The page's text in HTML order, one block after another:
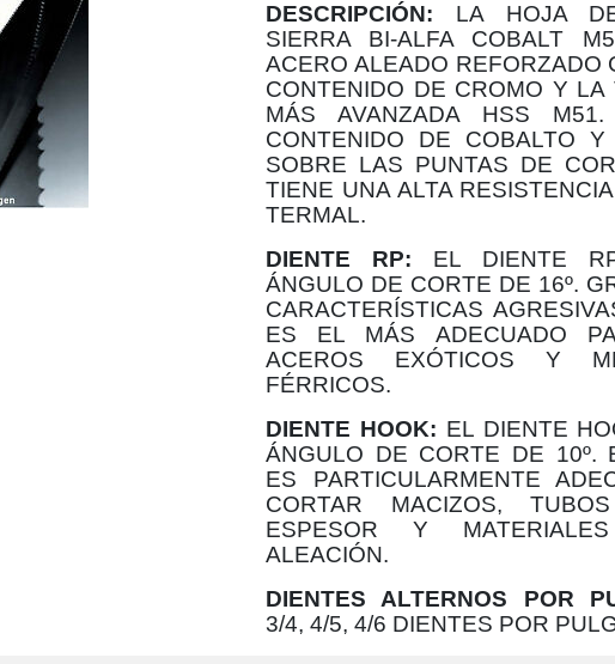
DESCRIPCIÓN: LA HOJA
SIERRA BI-ALFA COBALT
ACERO ALEADO REFORZADO
CONTENIDO DE CROMO Y LA
MÁS AVANZADA HSS
CONTENIDO DE COBALTO Y
SOBRE LAS PUNTAS DE
TIENE UNA ALTA
TERMAL.
DIENTE RP: EL DIENTE
ÁNGULO DE CORTE DE 16º.
CARACTERÍSTICAS
ES EL MÁS ADECUADO
ACEROS EXÓTICOS Y
FÉRRICOS.
DIENTE HOOK: EL DIENTE
ÁNGULO DE CORTE DE 10º.
ES PARTICULARMENTE
CORTAR MACIZOS,
ESPESOR Y
ALEACIÓN.
DIENTES ALTERNOS POR
3/4, 4/5, 4/6 DIENTES POR